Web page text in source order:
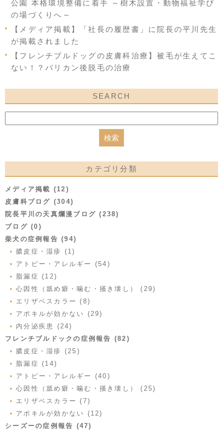
公園 本格環境整備に着手 ～樹木設置・動物福祉学び
の場づくりへ～
【メディア掲載】「社長の履歴書」に院長の平川先生
が掲載されました
【フレンチブルドッグの皮膚科治療】被毛が生えてこ
ない！？バリカン後脱毛の治療
SEARCH
カテゴリ分類
メディア掲載 (12)
皮膚科ブログ (304)
院長平川の天真爛漫ブログ (238)
ブログ (0)
柴犬の症例報告 (94)
膿皮症・湿疹 (1)
アトピー・アレルギー (54)
脂漏症 (12)
心因性（舐め癖・噛む・掻き壊し） (29)
エリザベスカラー (8)
アポキルが効かない (29)
内分泌疾患 (24)
フレンチブルドックの症例報告 (82)
膿皮症・湿疹 (25)
脂漏症 (14)
アトピー・アレルギー (40)
心因性（舐め癖・噛む・掻き壊し） (25)
エリザベスカラー (7)
アポキルが効かない (12)
シーズーの症例報告 (47)